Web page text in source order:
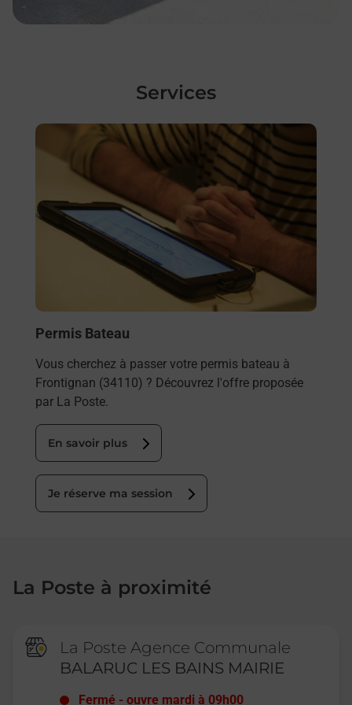
Services
En savoir plus
Permis Bateau
Vous cherchez à passer votre permis bateau à
Frontignan (34110) ? Découvrez l'offre proposée
par La Poste.
En savoir plus
Je réserve ma session
La Poste à proximité
La Poste Agence Communale
BALARUC LES BAINS MAIRIE
Fermé -ouvre mardi à 09h00